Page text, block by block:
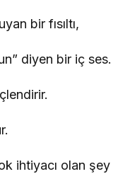
bir fısıltı,
diyen bir iç ses.
ihtiyacı olan şey